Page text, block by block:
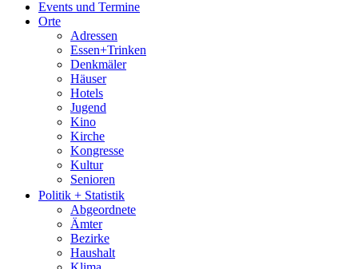
Stadtplan
Sport
Who is who
Wohnen
Events und Termine
Orte
Adressen
Essen+Trinken
Denkmäler
Häuser
Hotels
Jugend
Kino
Kirche
Kongresse
Kultur
Senioren
Stadtführer
Straßen
Politik + Statistik
Abgeordnete
Ämter
Bezirke
Haushalt